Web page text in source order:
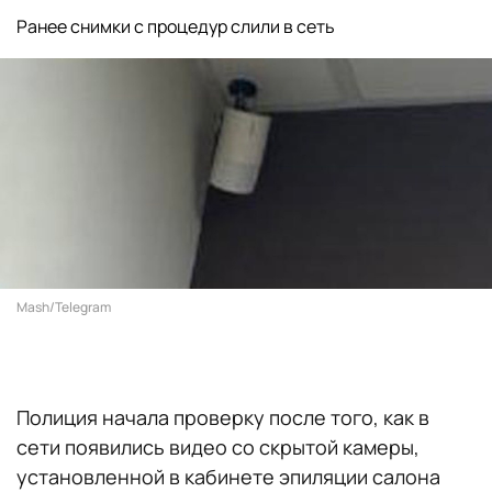
Ранее снимки с процедур слили в сеть
Mash/Telegram
Полиция начала проверку после того, как в
сети появились видео со скрытой камеры,
установленной в кабинете эпиляции салона